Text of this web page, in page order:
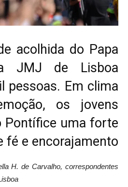
acolhida do Papa
JMJ de Lisboa
pessoas. Em clima
os jovens
Pontífice uma forte
fé e encorajamento
H. de Carvalho, correspondentes